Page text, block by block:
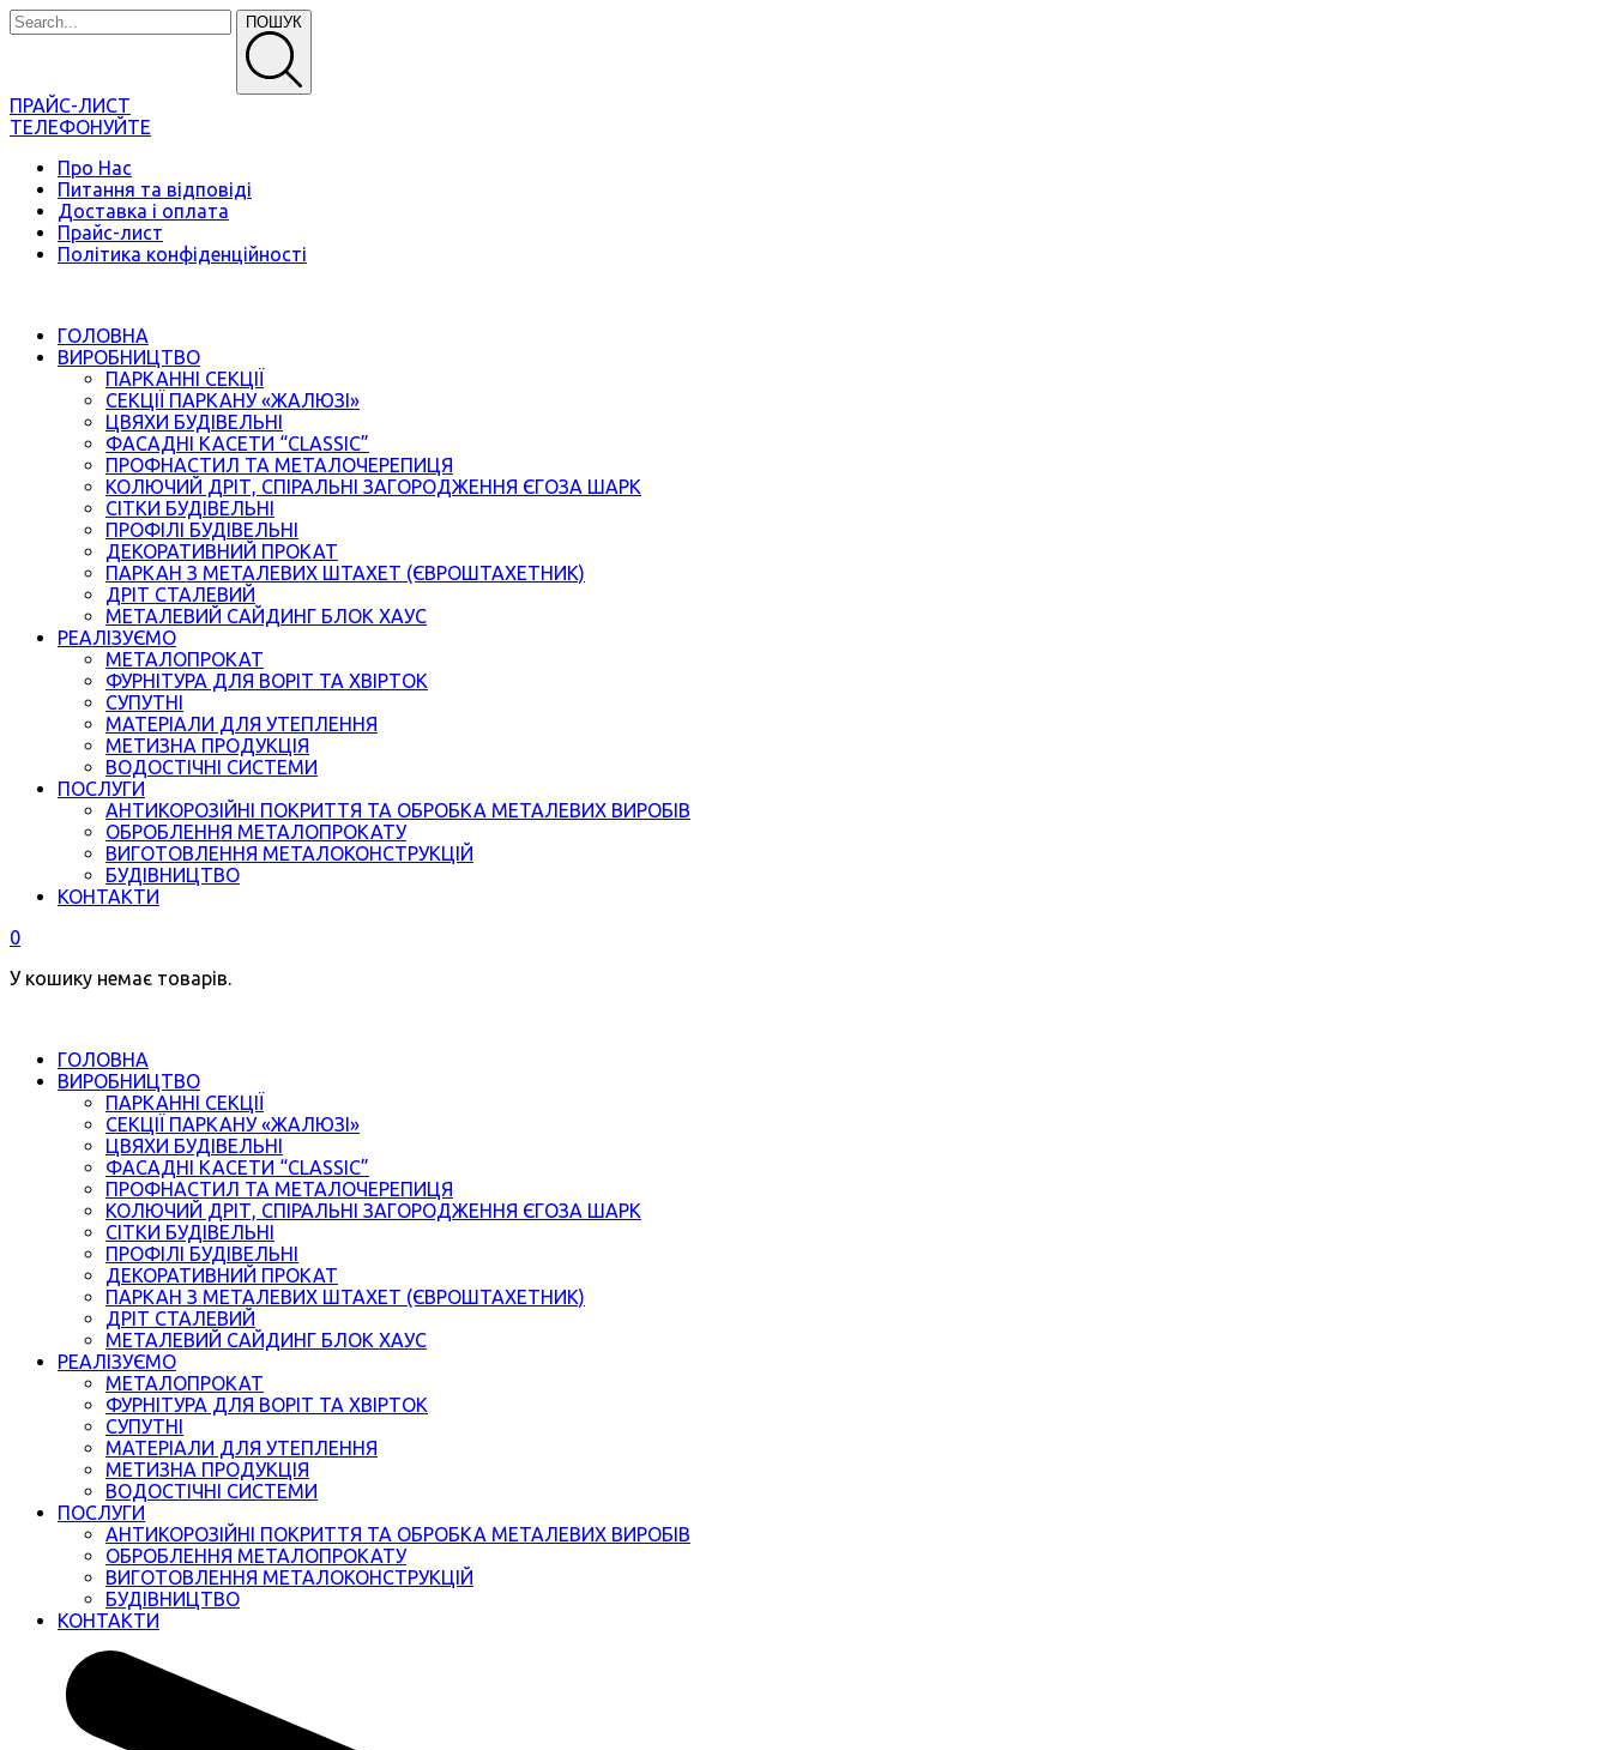
ПОШУК
ПРАЙС-ЛИСТ
ТЕЛЕФОНУЙТЕ
Про Нас
Питання та відповіді
Доставка і оплата
Прайс-лист
Політика конфіденційності
ГОЛОВНА
ВИРОБНИЦТВО
ПАРКАННІ СЕКЦІЇ
СЕКЦІЇ ПАРКАНУ «ЖАЛЮЗІ»
ЦВЯХИ БУДІВЕЛЬНІ
ФАСАДНІ КАСЕТИ “CLASSIC”
ПРОФНАСТИЛ ТА МЕТАЛОЧЕРЕПИЦЯ
КОЛЮЧИЙ ДРІТ, СПІРАЛЬНІ ЗАГОРОДЖЕННЯ ЄГОЗА ШАРК
СІТКИ БУДІВЕЛЬНІ
ПРОФІЛІ БУДІВЕЛЬНІ
ДЕКОРАТИВНИЙ ПРОКАТ
ПАРКАН З МЕТАЛЕВИХ ШТАХЕТ (ЄВРОШТАХЕТНИК)
ДРІТ СТАЛЕВИЙ
МЕТАЛЕВИЙ САЙДИНГ БЛОК ХАУС
РЕАЛІЗУЄМО
МЕТАЛОПРОКАТ
ФУРНІТУРА ДЛЯ ВОРІТ ТА ХВІРТОК
СУПУТНІ
МАТЕРІАЛИ ДЛЯ УТЕПЛЕННЯ
МЕТИЗНА ПРОДУКЦІЯ
ВОДОСТІЧНІ СИСТЕМИ
ПОСЛУГИ
АНТИКОРОЗІЙНІ ПОКРИТТЯ ТА ОБРОБКА МЕТАЛЕВИХ ВИРОБІВ
ОБРОБЛЕННЯ МЕТАЛОПРОКАТУ
ВИГОТОВЛЕННЯ МЕТАЛОКОНСТРУКЦІЙ
БУДІВНИЦТВО
КОНТАКТИ
0
У кошику немає товарів.
ГОЛОВНА
ВИРОБНИЦТВО
ПАРКАННІ СЕКЦІЇ
СЕКЦІЇ ПАРКАНУ «ЖАЛЮЗІ»
ЦВЯХИ БУДІВЕЛЬНІ
ФАСАДНІ КАСЕТИ “CLASSIC”
ПРОФНАСТИЛ ТА МЕТАЛОЧЕРЕПИЦЯ
КОЛЮЧИЙ ДРІТ, СПІРАЛЬНІ ЗАГОРОДЖЕННЯ ЄГОЗА ШАРК
СІТКИ БУДІВЕЛЬНІ
ПРОФІЛІ БУДІВЕЛЬНІ
ДЕКОРАТИВНИЙ ПРОКАТ
ПАРКАН З МЕТАЛЕВИХ ШТАХЕТ (ЄВРОШТАХЕТНИК)
ДРІТ СТАЛЕВИЙ
МЕТАЛЕВИЙ САЙДИНГ БЛОК ХАУС
РЕАЛІЗУЄМО
МЕТАЛОПРОКАТ
ФУРНІТУРА ДЛЯ ВОРІТ ТА ХВІРТОК
СУПУТНІ
МАТЕРІАЛИ ДЛЯ УТЕПЛЕННЯ
МЕТИЗНА ПРОДУКЦІЯ
ВОДОСТІЧНІ СИСТЕМИ
ПОСЛУГИ
АНТИКОРОЗІЙНІ ПОКРИТТЯ ТА ОБРОБКА МЕТАЛЕВИХ ВИРОБІВ
ОБРОБЛЕННЯ МЕТАЛОПРОКАТУ
ВИГОТОВЛЕННЯ МЕТАЛОКОНСТРУКЦІЙ
БУДІВНИЦТВО
КОНТАКТИ